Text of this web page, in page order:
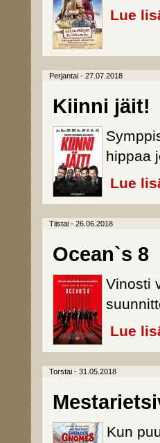
Lue
Perjantai - 27.07.2018
Kiinni jäit!
hippaa
Lue
Tiistai - 26.06.2018
Ocean`s 8
Vinosti
Lue
Torstai - 31.05.2018
Kun